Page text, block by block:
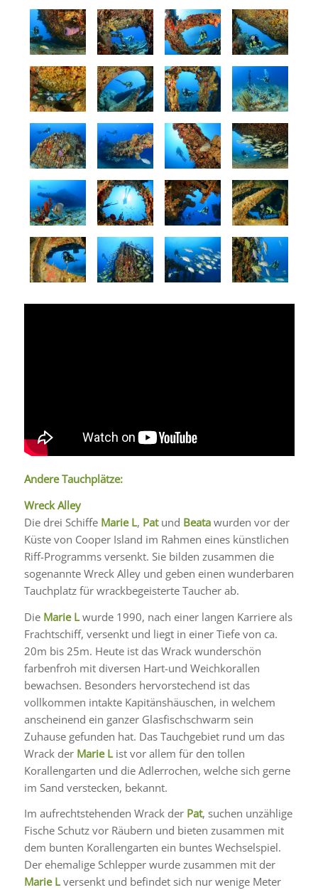
Andere Tauchplätze:
Wreck Alley
Die drei Schiffe Marie L, Patund Beatawurden vor der
Küste von Cooper Island im Rahmen eines künstlichen
Riff-Programms versenkt. Sie bilden zusammen die
sogenannte Wreck Alley und geben einen wunderbaren
Tauchplatz für wrackbegeisterte Taucher ab.
Die Marie Lwurde 1990, nach einer langen Karriere als
Frachtschiff, versenkt und liegt in einer Tiefe von ca.
20m bis 25m. Heute ist das Wrack wunderschön
farbenfroh mit diversen Hart-und Weichkorallen
bewachsen. Besonders hervorstechend ist das
vollkommen intakte Kapitänshäuschen, in welchem
anscheinend ein ganzer Glasfischschwarm sein
Zuhause gefunden hat. Das Tauchgebiet rund um das
Wrack der Marie List vor allem für den tollen
Korallengarten und die Adlerrochen, welche sich gerne
im Sand verstecken, bekannt.
Im aufrechtstehenden Wrack der Pat, suchen unzählige
Fische Schutz vor Räubern und bieten zusammen mit
dem bunten Korallengarten ein buntes Wechselspiel.
Der ehemalige Schlepper wurde zusammen mit der
Marie Lversenkt und befindet sich nur wenige Meter